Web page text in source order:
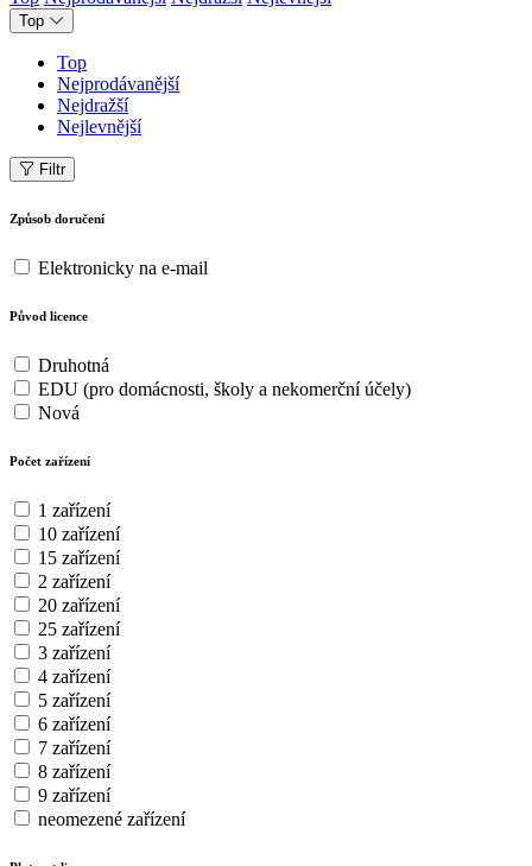
Top
Top
Nejprodávanější
Nejdražší
Nejlevnější
Filtr
Způsob doručení
Elektronicky na e-mail
Původ licence
Druhotná
EDU (pro domácnosti, školy a nekomerční účely)
Nová
Počet zařízení
1 zařízení
10 zařízení
15 zařízení
2 zařízení
20 zařízení
25 zařízení
3 zařízení
4 zařízení
5 zařízení
6 zařízení
7 zařízení
8 zařízení
9 zařízení
neomezené zařízení